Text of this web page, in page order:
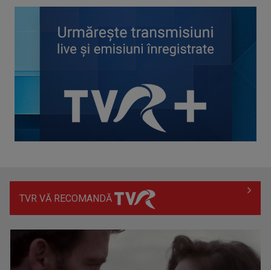
Spectacol total la TVR: David Popovici și tricolorii luptă
aniversat la TVR ...
TVR VĂ RECOMANDĂ